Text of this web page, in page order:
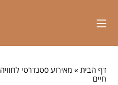
דף הבית» מאירוע סטנדרטי לחוויה
חיים